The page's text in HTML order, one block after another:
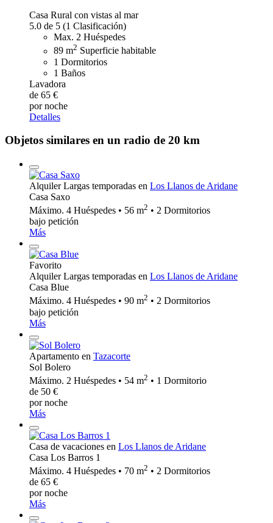
Casa Rural con vistas al mar
5.0 de 5 (1 Clasificación)
Max. 2 Huéspedes
89 m2 Superficie habitable
1 Dormitorios
1 Baños
Lavadora
de 65 €
por noche
Detalles
Objetos similares en un radio de 20 km
Alquiler Largas temporadas en Los Llanos de Aridane
Casa Saxo
Máximo. 4 Huéspedes • 56 m2 • 2 Dormitorios
bajo petición
Más
Favorito
Alquiler Largas temporadas en Los Llanos de Aridane
Casa Blue
Máximo. 4 Huéspedes • 90 m2 • 2 Dormitorios
bajo petición
Más
Apartamento en Tazacorte
Sol Bolero
Máximo. 2 Huéspedes • 54 m2 • 1 Dormitorio
de 50 €
por noche
Más
Casa de vacaciones en Los Llanos de Aridane
Casa Los Barros 1
Máximo. 4 Huéspedes • 70 m2 • 2 Dormitorios
de 65 €
por noche
Más